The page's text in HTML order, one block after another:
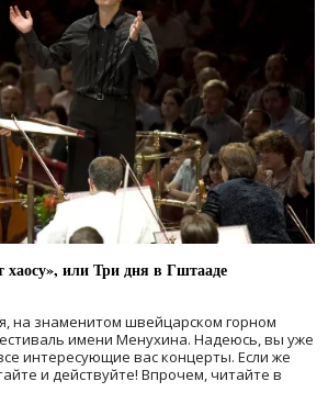
или Три дня в Гштааде
на знаменитом швейцарском горном
имени Менухина. Надеюсь, вы уже
интересующие вас концерты. Если же
и действуйте! Впрочем, читайте в